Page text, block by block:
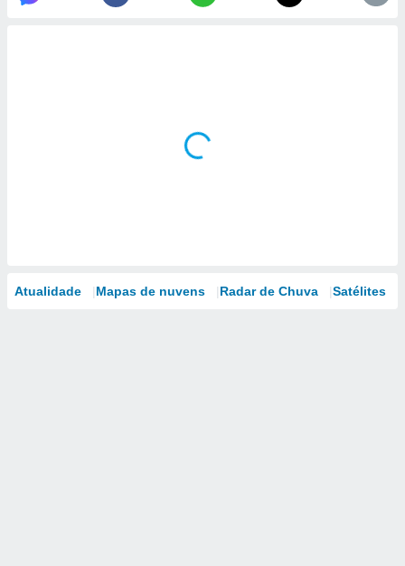
Atualidade Mapas de nuvens Radar de Chuva Satélites